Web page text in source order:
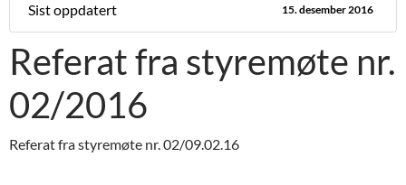
Sist oppdatert 15. desember 2016
Referat fra styremøte nr.
02/2016
Referat fra styremøte nr. 02/09.02.16